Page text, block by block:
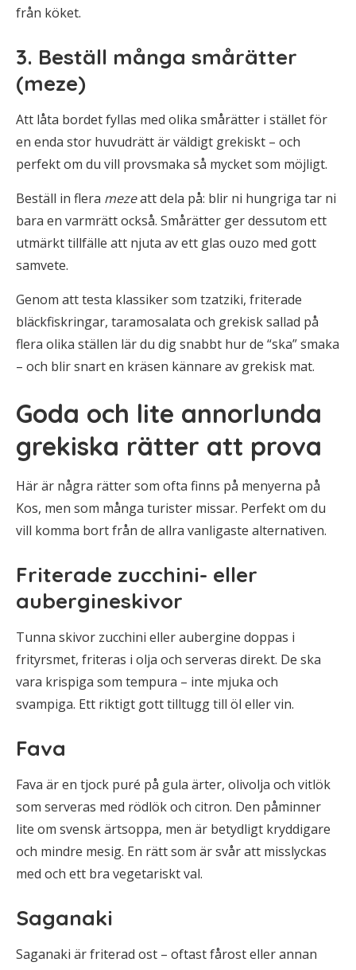
från köket.
3. Beställ många smårätter
(meze)
Att låta bordet fyllas med olika smårätter i stället för
en enda stor huvudrätt är väldigt grekiskt – och
perfekt om du vill provsmaka så mycket som möjligt.
Beställ in flera mezeatt dela på: blir ni hungriga tar ni
bara en varmrätt också. Smårätter ger dessutom ett
utmärkt tillfälle att njuta av ett glas ouzo med gott
samvete.
Genom att testa klassiker som tzatziki, friterade
bläckfiskringar, taramosalata och grekisk sallad på
flera olika ställen lär du dig snabbt hur de “ska” smaka
– och blir snart en kräsen kännare av grekisk mat.
Goda och lite annorlunda
grekiska rätter att prova
Här är några rätter som ofta finns på menyerna på
Kos, men som många turister missar. Perfekt om du
vill komma bort från de allra vanligaste alternativen.
Friterade zucchini- eller
aubergineskivor
Tunna skivor zucchini eller aubergine doppas i
frityrsmet, friteras i olja och serveras direkt. De ska
vara krispiga som tempura – inte mjuka och
svampiga. Ett riktigt gott tilltugg till öl eller vin.
Fava
Fava är en tjock puré på gula ärter, olivolja och vitlök
som serveras med rödlök och citron. Den påminner
lite om svensk ärtsoppa, men är betydligt kryddigare
och mindre mesig. En rätt som är svår att misslyckas
med och ett bra vegetariskt val.
Saganaki
Saganaki är friterad ost – oftast fårost eller annan